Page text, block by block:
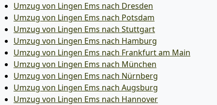
Umzug von Lingen Ems nach Dresden
Umzug von Lingen Ems nach Potsdam
Umzug von Lingen Ems nach Stuttgart
Umzug von Lingen Ems nach Hamburg
Umzug von Lingen Ems nach Frankfurt am Main
Umzug von Lingen Ems nach München
Umzug von Lingen Ems nach Nürnberg
Umzug von Lingen Ems nach Augsburg
Umzug von Lingen Ems nach Hannover